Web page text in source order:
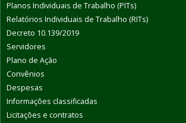
Planos Individuais de Trabalho (PITs)
Relatórios Individuais de Trabalho (RITs)
Decreto 10.139/2019
Servidores
Plano de Ação
Convênios
Despesas
Informações classificadas
Licitações e contratos